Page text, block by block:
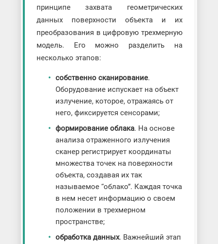
принципе захвата геометрических
данных поверхности объекта и их
преобразования в цифровую трехмерную
модель. Его можно разделить на
несколько этапов:
собственно сканирование.
Оборудование испускает на объект
излучение, которое, отражаясь от
него, фиксируется сенсорами;
формирование облака. На основе
анализа отраженного излучения
сканер регистрирует координаты
множества точек на поверхности
объекта, создавая их так
называемое “облако”. Каждая точка
в нем несет информацию о своем
положении в трехмерном
пространстве;
обработка данных. Важнейший этап